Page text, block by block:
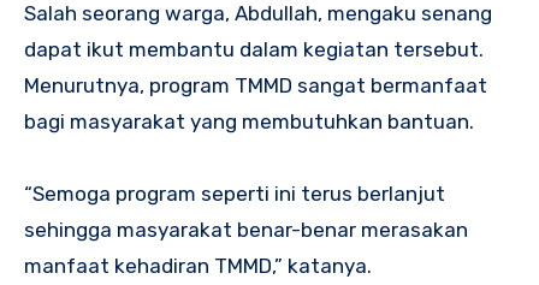
Salah seorang warga, Abdullah, mengaku senang
dapat ikut membantu dalam kegiatan tersebut.
Menurutnya, program TMMD sangat bermanfaat
bagi masyarakat yang membutuhkan bantuan.
“Semoga program seperti ini terus berlanjut
sehingga masyarakat benar-benar merasakan
manfaat kehadiran TMMD,” katanya.